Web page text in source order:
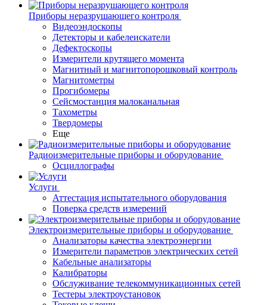
Приборы неразрушающего контроля
Видеоэндоскопы
Детекторы и кабелеискатели
Дефектоскопы
Измерители крутящего момента
Магнитный и магнитопорошковый контроль
Магнитометры
Прогибомеры
Сейсмостанция малоканальная
Тахометры
Твердомеры
Еще
Радиоизмерительные приборы и оборудование
Осциллографы
Услуги
Аттестация испытательного оборудования
Поверка средств измерений
Электроизмерительные приборы и оборудование
Анализаторы качества электроэнергии
Измерители параметров электрических сетей
Кабельные анализаторы
Калибраторы
Обслуживание телекоммуникационных сетей
Тестеры электроустановок